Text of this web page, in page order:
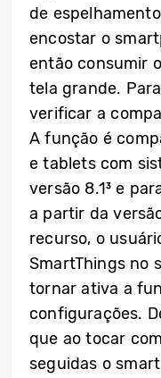
de
encostar o
então consumir
tela grande.
verificar a
A função é
e tablets com
versão 8.1³ e
a partir da
recurso, o
SmartThings no
tornar ativa a
configurações.
que ao tocar
seguidas o